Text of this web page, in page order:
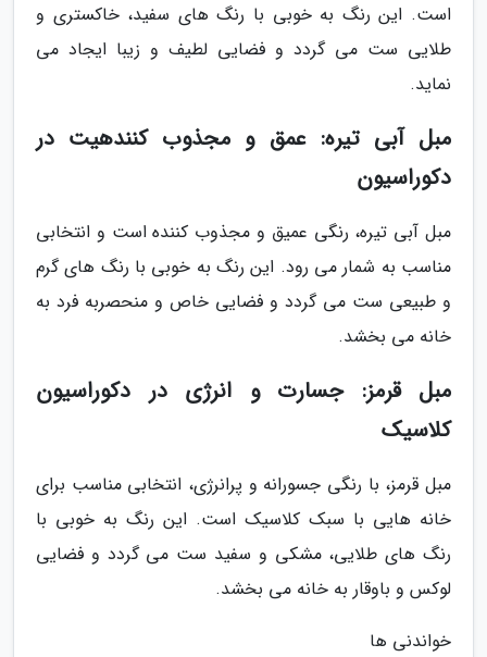
است. این رنگ به خوبی با رنگ های سفید، خاکستری و
طلایی ست می گردد و فضایی لطیف و زیبا ایجاد می
نماید.
مبل آبی تیره: عمق و مجذوب کنندهیت در
دکوراسیون
مبل آبی تیره، رنگی عمیق و مجذوب کننده است و انتخابی
مناسب به شمار می رود. این رنگ به خوبی با رنگ های گرم
و طبیعی ست می گردد و فضایی خاص و منحصربه فرد به
خانه می بخشد.
مبل قرمز: جسارت و انرژی در دکوراسیون
کلاسیک
مبل قرمز، با رنگی جسورانه و پرانرژی، انتخابی مناسب برای
خانه هایی با سبک کلاسیک است. این رنگ به خوبی با
رنگ های طلایی، مشکی و سفید ست می گردد و فضایی
لوکس و باوقار به خانه می بخشد.
خواندنی ها